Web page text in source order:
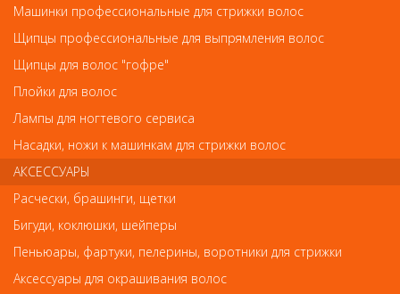
Внешний вид товара «BERENICE Средство для ногтей
"Мультикомплекс 5 в 1" 16мл.» может отличаться от фотографий
на сайте. Несовпадение внешнего вида и комплектности
реального товара с фотографиями и описанием на сайте не
является показателем ненадлежащего качества товара.
Так же советуем посмотреть
Машинки профессиональные для стрижки волос
Щипцы профессиональные для выпрямления волос
Щипцы для волос "гофре"
Плойки для волос
Лампы для ногтевого сервиса
Насадки, ножи к машинкам для стрижки волос
АКСЕССУАРЫ
Расчески, брашинги, щетки
Бигуди, коклюшки, шейперы
Пеньюары, фартуки, пелерины, воротники для стрижки
Аксессуары для окрашивания волос